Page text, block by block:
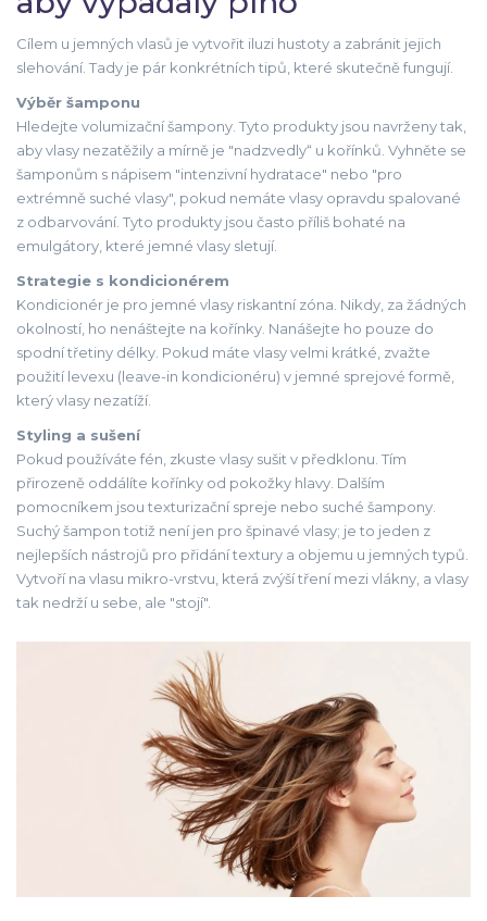
Cílem u jemných vlasů je vytvořit iluzi hustoty a zabránit jejich
slehování. Tady je pár konkrétních tipů, které skutečně fungují.
Výběr šamponu
Hledejte volumizační šampony. Tyto produkty jsou navrženy tak,
aby vlasy nezatěžily a mírně je "nadzvedly“ u kořínků. Vyhněte se
šamponům s nápisem "intenzivní hydratace" nebo "pro
extrémně suché vlasy", pokud nemáte vlasy opravdu spalované
z odbarvování. Tyto produkty jsou často příliš bohaté na
emulgátory, které jemné vlasy sletují.
Strategie s kondicionérem
Kondicionér je pro jemné vlasy riskantní zóna. Nikdy, za žádných
okolností, ho nenáštejte na kořínky. Nanášejte ho pouze do
spodní třetiny délky. Pokud máte vlasy velmi krátké, zvažte
použitílevexu (leave-in kondicionéru) v jemné sprejové formě,
který vlasy nezatíží.
Styling a sušení
Pokud používáte fén, zkuste vlasy sušit v předklonu. Tím
přirozeně oddálíte kořínky od pokožky hlavy. Dalším
pomocníkem jsou texturizační spreje nebo suché šampony.
Suchý šampon totiž není jen pro špinavé vlasy; je to jeden z
nejlepších nástrojů pro přidání textury a objemu u jemných typů.
Vytvoří na vlasu mikro-vrstvu, která zvýší tření mezi vlákny, a vlasy
tak nedrží u sebe, ale "stojí".